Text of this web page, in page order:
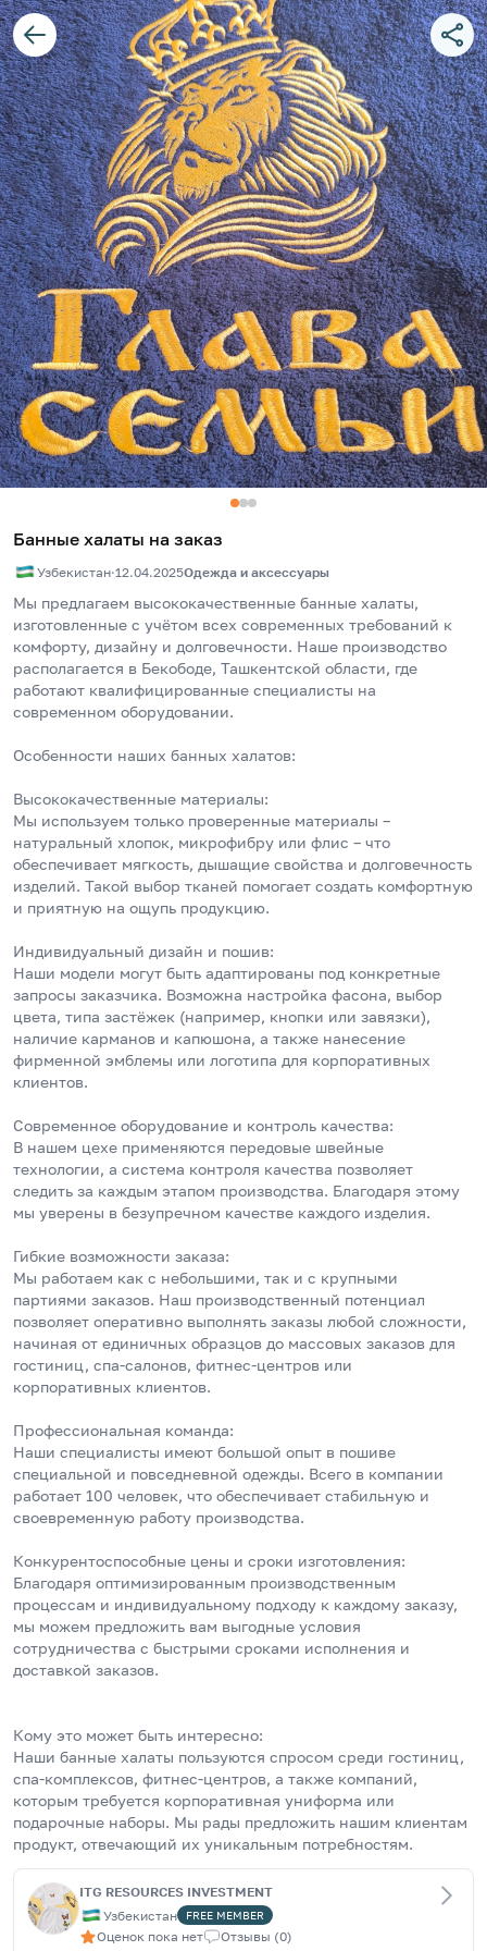
Банные халаты на заказ
Узбекистан·12.04.2025Одежда и аксессуары
Мы предлагаем высококачественные банные халаты,
изготовленные с учётом всех современных требований к
комфорту, дизайну и долговечности. Наше производство
располагается в Бекободе, Ташкентской области, где
работают квалифицированные специалисты на
современном оборудовании.
Особенности наших банных халатов:
Высококачественные материалы:
Мы используем только проверенные материалы –
натуральный хлопок, микрофибру или флис – что
обеспечивает мягкость, дышащие свойства и долговечность
изделий. Такой выбор тканей помогает создать комфортную
и приятную на ощупь продукцию.
Индивидуальный дизайн и пошив:
Наши модели могут быть адаптированы под конкретные
запросы заказчика. Возможна настройка фасона, выбор
цвета, типа застёжек (например, кнопки или завязки),
наличие карманов и капюшона, а также нанесение
фирменной эмблемы или логотипа для корпоративных
клиентов.
Современное оборудование и контроль качества:
В нашем цехе применяются передовые швейные
технологии, а система контроля качества позволяет
следить за каждым этапом производства. Благодаря этому
мы уверены в безупречном качестве каждого изделия.
Гибкие возможности заказа:
Мы работаем как с небольшими, так и с крупными
партиями заказов. Наш производственный потенциал
позволяет оперативно выполнять заказы любой сложности,
начиная от единичных образцов до массовых заказов для
гостиниц, спа-салонов, фитнес-центров или
корпоративных клиентов.
Профессиональная команда:
Наши специалисты имеют большой опыт в пошиве
специальной и повседневной одежды. Всего в компании
работает 100 человек, что обеспечивает стабильную и
своевременную работу производства.
Конкурентоспособные цены и сроки изготовления:
Благодаря оптимизированным производственным
процессам и индивидуальному подходу к каждому заказу,
мы можем предложить вам выгодные условия
сотрудничества с быстрыми сроками исполнения и
доставкой заказов.
Кому это может быть интересно:
Наши банные халаты пользуются спросом среди гостиниц,
спа-комплексов, фитнес-центров, а также компаний,
которым требуется корпоративная униформа или
подарочные наборы. Мы рады предложить нашим клиентам
продукт, отвечающий их уникальным потребностям.
ITG RESOURCES INVESTMENT
Узбекистан
FREE MEMBER
Оценок пока нет Отзывы (0)